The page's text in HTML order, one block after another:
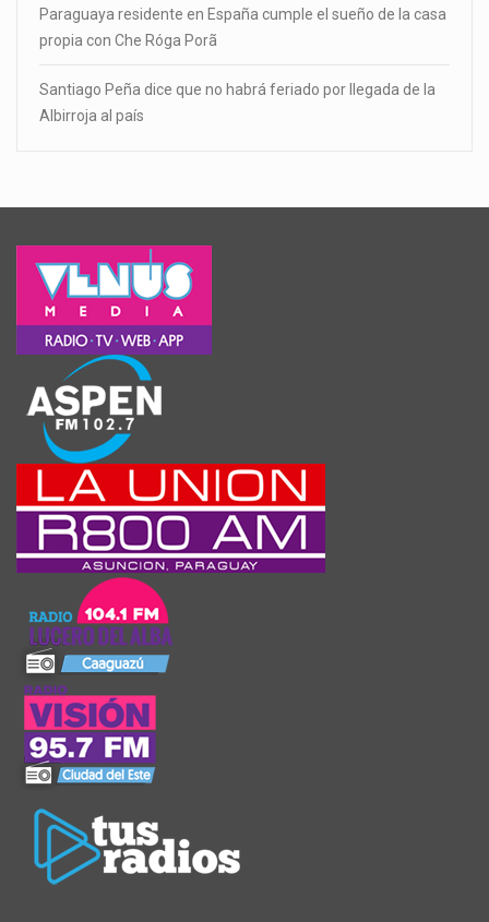
Paraguaya residente en España cumple el sueño de la casa
propia con Che Róga Porã
Santiago Peña dice que no habrá feriado por llegada de la
Albirroja al país